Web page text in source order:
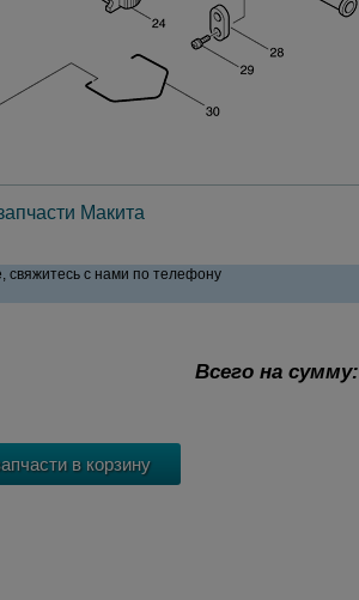
Макита
свяжитесь с нами по телефону
Всего на сумму: